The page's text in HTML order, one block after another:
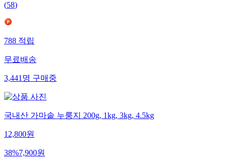
(58)
788 적립
무료배송
3,441 명 구매중
국내산 가마솥 누룽지 200g, 1kg, 3kg, 4.5kg
12,800원
38%7,900원